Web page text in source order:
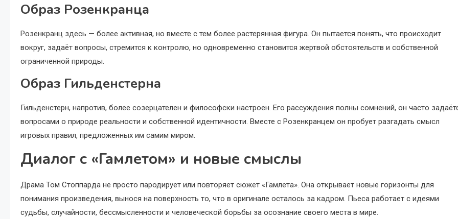
Образ Розенкранца
Розенкранц здесь — более активная, но вместе с тем более растерянная фигура. Он пытается понять, что происходит
вокруг, задаёт вопросы, стремится к контролю, но одновременно становится жертвой обстоятельств и собственной
ограниченной природы.
Образ Гильденстерна
Гильденстерн, напротив, более созерцателен и философски настроен. Его рассуждения полны сомнений, он часто
вопросами о природе реальности и собственной идентичности. Вместе с Розенкранцем он пробует разгадать смысл
игровых правил, предложенных им самим миром.
Диалог с «Гамлетом» и новые смыслы
Драма Том Стоппарда не просто пародирует или повторяет сюжет «Гамлета». Она открывает новые горизонты для
понимания произведения, вынося на поверхность то, что в оригинале осталось за кадром. Пьеса работает с идеями
судьбы, случайности, бессмысленности и человеческой борьбы за осознание своего места в мире.